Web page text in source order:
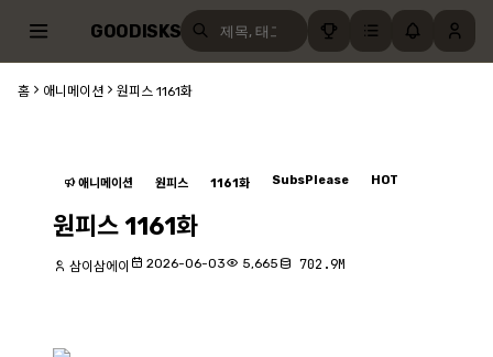
GOODISKS
홈 애니메이션 원피스 1161화
애니메이션 원피스 1161화 SubsPlease HOT
원피스 1161화
삼이삼에이 2026-06-03 5,665 702.9M